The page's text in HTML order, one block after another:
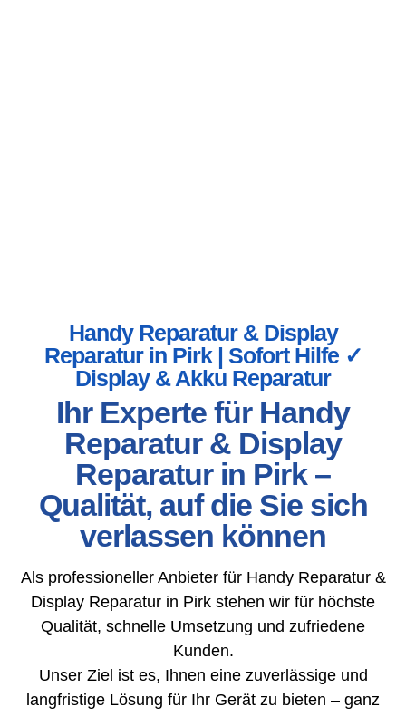
Handy Reparatur & Display
Reparatur in Pirk | Sofort Hilfe ✓
Display & Akku Reparatur
Ihr Experte für Handy
Reparatur & Display
Reparatur in Pirk –
Qualität, auf die Sie sich
verlassen können
Als professioneller Anbieter für Handy Reparatur &
Display Reparatur in Pirk stehen wir für höchste
Qualität, schnelle Umsetzung und zufriedene
Kunden.
Unser Ziel ist es, Ihnen eine zuverlässige und
langfristige Lösung für Ihr Gerät zu bieten – ganz